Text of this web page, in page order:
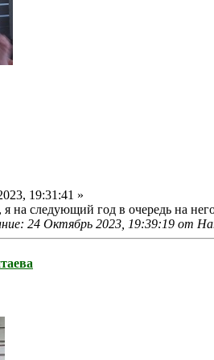
19:31:41 »
на следующий год в очередь на
24 Октябрь 2023, 19:39:19 от